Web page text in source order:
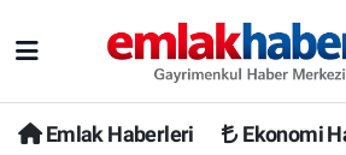
Emlak Haberleri Ekonomi